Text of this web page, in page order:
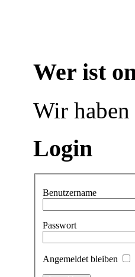
Wer ist
Wir
Login
Benutzername
Passwort
Angemeldet bleiben